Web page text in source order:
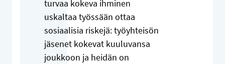
turvaa kokeva ihminen
uskaltaa työssään ottaa
sosiaalisia riskejä: työyhteisön
jäsenet kokevat kuuluvansa
joukkoon ja heidän on